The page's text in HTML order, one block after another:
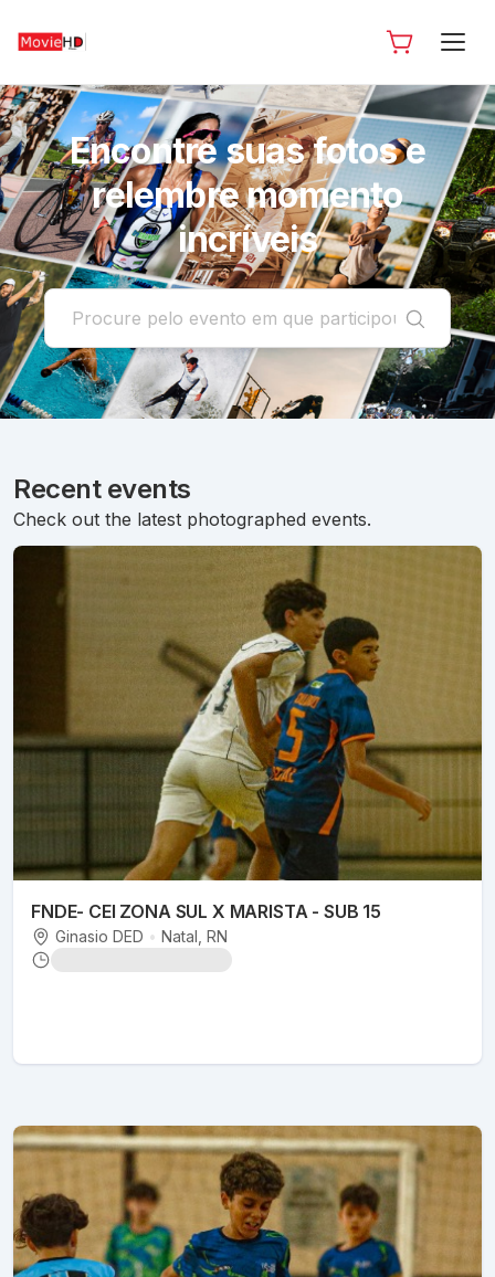
Encontre suas fotos e
relembre momento
incríveis
Recent events
Check out the latest photographed events.
FNDE- CEI ZONA SUL X MARISTA - SUB 15
Ginasio DED • Natal , RN